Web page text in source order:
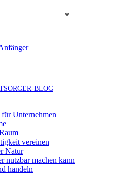
*
BLOG
Unternehmen
vereinen
Natur
nutzbar machen kann
handeln